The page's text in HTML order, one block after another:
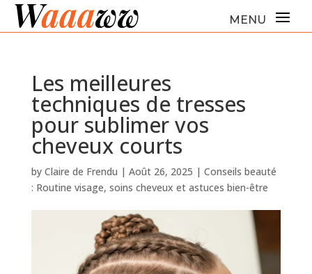
Les meilleures
techniques de tresses
pour sublimer vos
cheveux courts
by Claire de Frendu | Août 26, 2025 | Conseils beauté
: Routine visage, soins cheveux et astuces bien-être